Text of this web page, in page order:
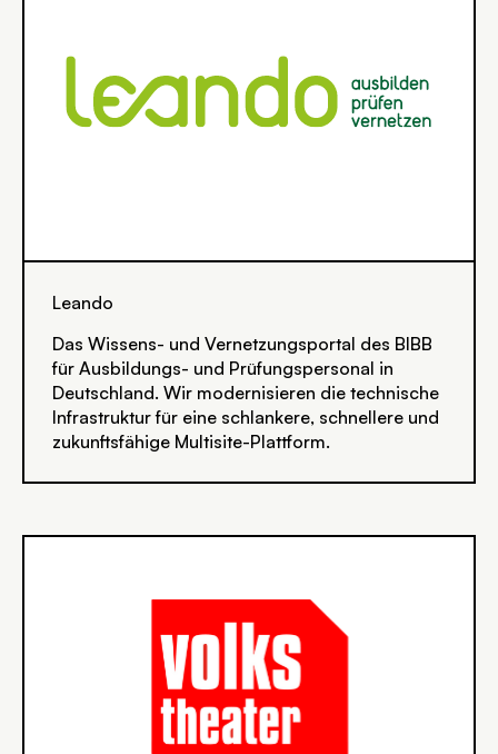
Leando
Das Wissens- und Vernetzungsportal des BIBB
für Ausbildungs- und Prüfungspersonal in
Deutschland. Wir modernisieren die technische
Infrastruktur für eine schlankere, schnellere und
zukunftsfähige Multisite-Plattform.